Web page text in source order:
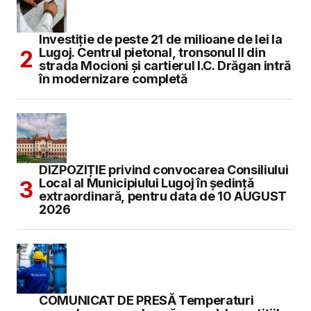
Investiție de peste 21 de milioane de lei la
Lugoj. Centrul pietonal, tronsonul II din
strada Mocioni și cartierul I.C. Drăgan intră
în modernizare completă
DIZPOZIȚIE privind convocarea Consiliului
Local al Municipiului Lugoj în şedinţă
extraordinară, pentru data de 10 AUGUST
2026
COMUNICAT DE PRESĂ Temperaturi